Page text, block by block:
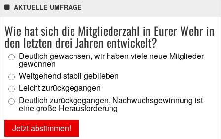
AKTUELLE UMFRAGE
Wie hat sich die Mitgliederzahl in Eurer Wehr in
den letzten drei Jahren entwickelt?
Deutlich gewachsen, wir haben viele neue Mitglieder
gewonnen
Weitgehend stabil geblieben
Leicht zurückgegangen
Deutlich zurückgegangen, Nachwuchsgewinnung ist
eine große Herausforderung